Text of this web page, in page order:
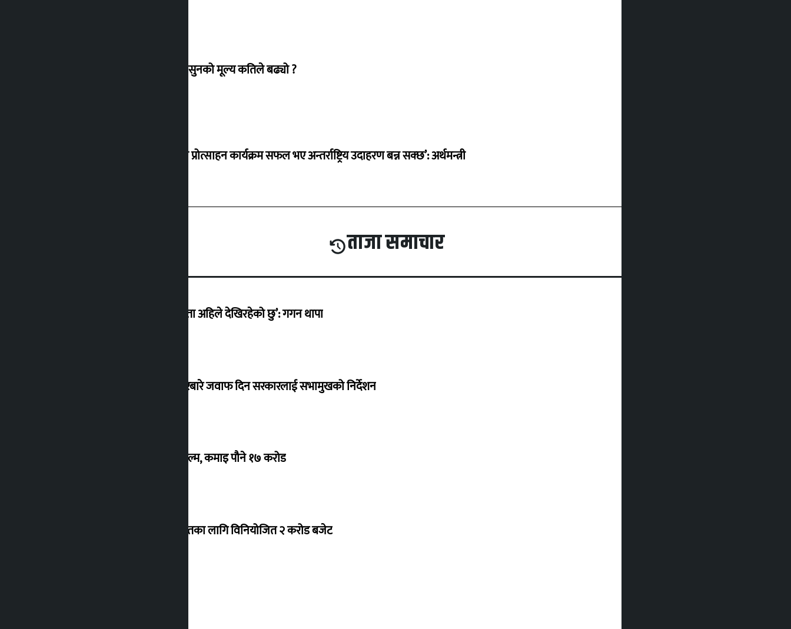
शुक्रबार सुनको मूल्य कतिले बढ्यो ?
‘करदाता प्रोत्साहन कार्यक्रम सफल भए अन्तर्राष्ट्रिय उदाहरण बन्न सक्छ’: अर्थमन्त्री
ताजा समाचार
‘देशमा कहिल्यै नभएको शासकीय अराजकता अहिले देखिरहेको छु’: गगन थापा
सांसद यादवले उठाएको ढल्केबर ट्रमा सेन्टरबारे जवाफ दिन सरकारलाई सभामुखको निर्देशन
‘गौंथली’ बन्यो धेरै कमाउने सातौं नेपाली फिल्म, कमाइ पौने १७ करोड
शेखरले अस्वीकार गरे कोइराला निवास मर्मतका लागि विनियोजित २ करोड बजेट